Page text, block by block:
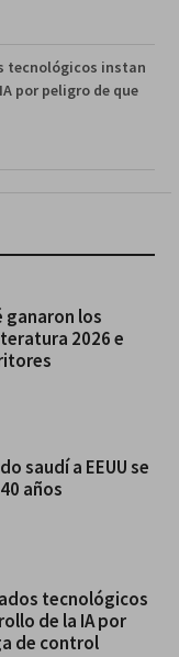
tecnológicos instan
por peligro de que
ganaron los
2026 e
saudí a EEUU se
años
tecnológicos
de la IA por
de control